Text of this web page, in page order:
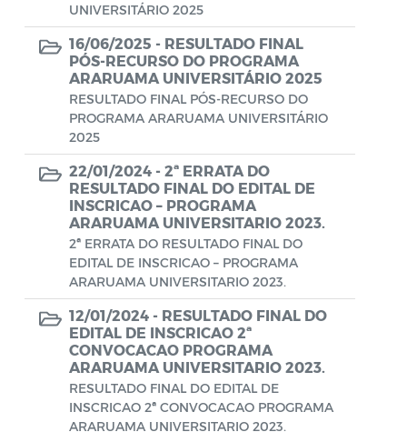
Humano
Autorização Para Início de Obras
Aviso de rescisão unilateral
CADEP - Comissão de Análise de Defesa
CONCURSO GUARDA MUNICIPAL Nº 002
Concurso Público
Conselho Municipal - CACS FUNDEB
Conselho Municipal de Assistência Social
de Araruama - COMASO
Conselho Municipal de Educação
Conselho Municipal de Habitação -
CMHA
UNIVERSITÁRIO 2025
16/06/2025 - RESULTADO FINAL
PÓS-RECURSO DO PROGRAMA
ARARUAMA UNIVERSITÁRIO 2025
RESULTADO FINAL PÓS-RECURSO DO
PROGRAMA ARARUAMA UNIVERSITÁRIO
2025
22/01/2024 - 2ª ERRATA DO
RESULTADO FINAL DO EDITAL DE
INSCRICAO – PROGRAMA
ARARUAMA UNIVERSITARIO 2023.
2ª ERRATA DO RESULTADO FINAL DO
EDITAL DE INSCRICAO – PROGRAMA
ARARUAMA UNIVERSITARIO 2023.
12/01/2024 - RESULTADO FINAL DO
EDITAL DE INSCRICAO 2ª
CONVOCACAO PROGRAMA
ARARUAMA UNIVERSITARIO 2023.
RESULTADO FINAL DO EDITAL DE
INSCRICAO 2ª CONVOCACAO PROGRAMA
ARARUAMA UNIVERSITARIO 2023.